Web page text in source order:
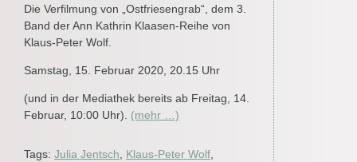
Die Verfilmung von „Ostfriesengrab“, dem 3.
Band der Ann Kathrin Klaasen-Reihe von
Klaus-Peter Wolf.
Samstag, 15. Februar 2020, 20.15 Uhr
(und in der Mediathek bereits ab Freitag, 14.
Februar, 10:00 Uhr). (mehr …)
Tags: Julia Jentsch Klaus-Peter Wolf